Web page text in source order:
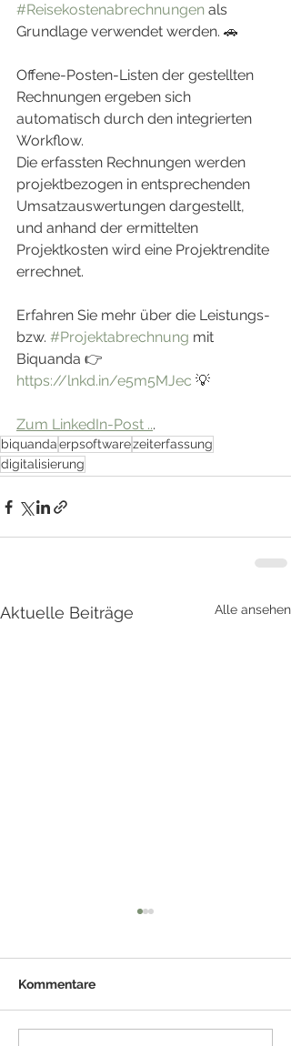
#Reisekostenabrechnungen als
Grundlage verwendet werden. 🚗
Offene-Posten-Listen der gestellten
Rechnungen ergeben sich
automatisch durch den integrierten
Workflow.
Die erfassten Rechnungen werden
projektbezogen in entsprechenden
Umsatzauswertungen dargestellt,
und anhand der ermittelten
Projektkosten wird eine Projektrendite
errechnet.
Erfahren Sie mehr über die Leistungs-
bzw. #Projektabrechnung mit
Biquanda 👉
https://lnkd.in/e5m5MJec 💡
Zum LinkedIn-Post ...
biquandaerpsoftwarezeiterfassung
digitalisierung
Aktuelle Beiträge Alle ansehen
Kommentare